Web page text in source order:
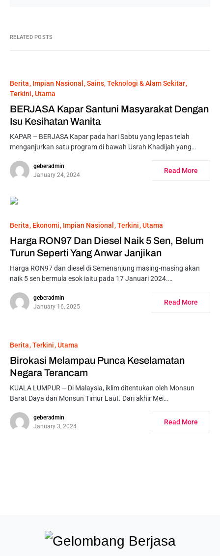
RELATED POSTS
Berita Impian Nasional
Sains, Teknologi & Alam Sekitar
Terkini Utama
BERJASA Kapar Santuni Masyarakat Dengan
Isu Kesihatan Wanita
KAPAR – BERJASA Kapar pada hari Sabtu yang lepas telah
menganjurkan satu program di bawah Usrah Khadijah yang…
geberadmin
January 24, 2024
Read More
Berita Ekonomi Impian Nasional Terkini Utama
Harga RON97 Dan Diesel Naik 5 Sen, Belum
Turun Seperti Yang Anwar Janjikan
Harga RON97 dan diesel di Semenanjung masing-masing akan
naik 5 sen bermula esok iaitu pada 17 Januari 2024.…
geberadmin
January 16, 2025
Read More
Berita Terkini Utama
Birokasi Melampau Punca Keselamatan
Negara Terancam
KUALA LUMPUR – Di Malaysia, iklim ditentukan oleh Monsun
Barat Daya dan Monsun Timur Laut. Dari akhir Mei…
geberadmin
January 3, 2024
Read More